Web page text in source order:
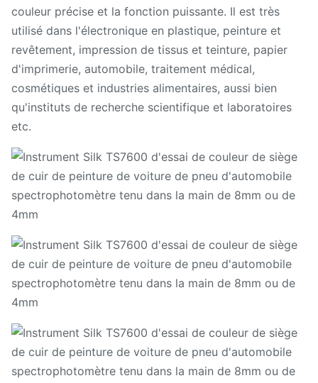
couleur précise et la fonction puissante. Il est très
utilisé dans l'électronique en plastique, peinture et
revêtement, impression de tissus et teinture, papier
d'imprimerie, automobile, traitement médical,
cosmétiques et industries alimentaires, aussi bien
qu'instituts de recherche scientifique et laboratoires
etc.